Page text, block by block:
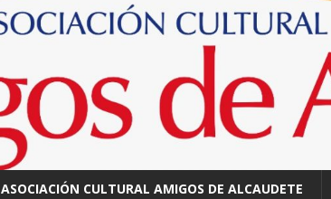
ASOCIACIÓN CULTURAL AMIGOS DE ALCAUDETE